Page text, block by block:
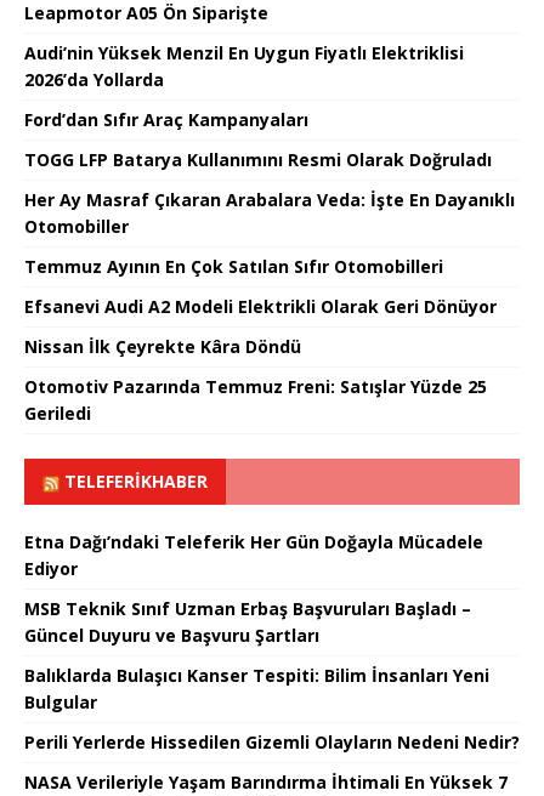
Leapmotor A05 Ön Siparişte
Audi’nin Yüksek Menzil En Uygun Fiyatlı Elektriklisi
2026’da Yollarda
Ford’dan Sıfır Araç Kampanyaları
TOGG LFP Batarya Kullanımını Resmi Olarak Doğruladı
Her Ay Masraf Çıkaran Arabalara Veda: İşte En Dayanıklı
Otomobiller
Temmuz Ayının En Çok Satılan Sıfır Otomobilleri
Efsanevi Audi A2 Modeli Elektrikli Olarak Geri Dönüyor
Nissan İlk Çeyrekte Kâra Döndü
Otomotiv Pazarında Temmuz Freni: Satışlar Yüzde 25
Geriledi
TELEFERIKHABER
Etna Dağı’ndaki Teleferik Her Gün Doğayla Mücadele
Ediyor
MSB Teknik Sınıf Uzman Erbaş Başvuruları Başladı –
Güncel Duyuru ve Başvuru Şartları
Balıklarda Bulaşıcı Kanser Tespiti: Bilim İnsanları Yeni
Bulgular
Perili Yerlerde Hissedilen Gizemli Olayların Nedeni Nedir?
NASA Verileriyle Yaşam Barındırma İhtimali En Yüksek 7